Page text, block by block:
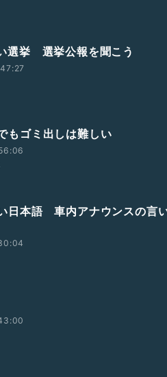
選挙 選挙公報を聞こう
もゴミ出しは難しい
日本語 車内アナウンスの言